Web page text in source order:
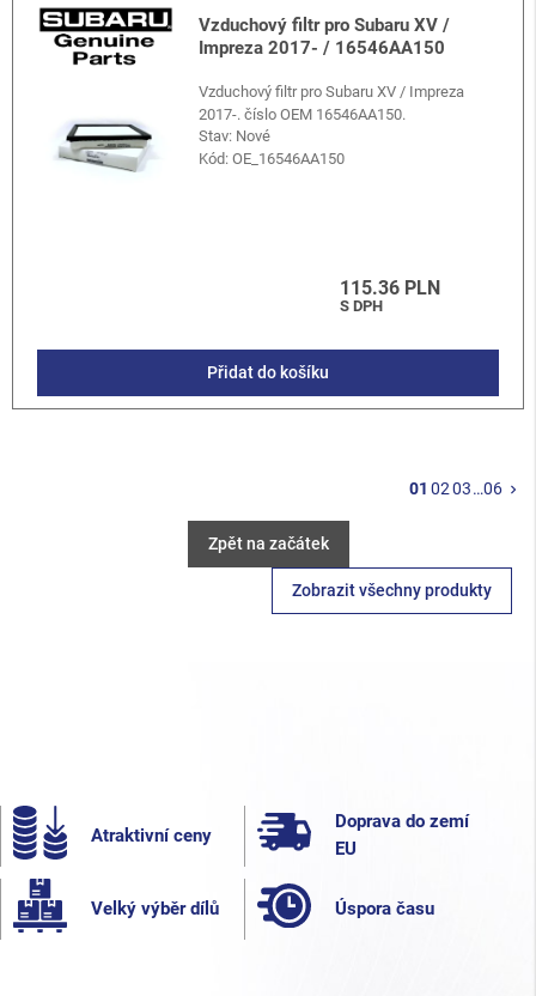
Vzduchový filtr pro Subaru XV /
Impreza 2017- / 16546AA150
Vzduchový filtr pro Subaru XV / Impreza
2017-. číslo OEM 16546AA150.
Stav: Nové
Kód:OE_16546AA150
115.36 PLN
S DPH
Přidat do košíku
01 0203…06 keyboard_arrow_right
Zpět na začátek
Zobrazit všechny produkty
Atraktivní ceny
Doprava do zemí
EU
Velký výběr dílů Úspora času